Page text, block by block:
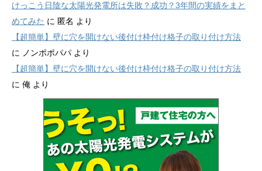
けっこう日陰な太陽光発電所は失敗？成功？3年間の実績をまと
めてみた に 匿名 より
【超簡単】壁に穴を開けない後付け枠付け格子の取り付け方法
に ノンポポパパ より
【超簡単】壁に穴を開けない後付け枠付け格子の取り付け方法
に 俺 より